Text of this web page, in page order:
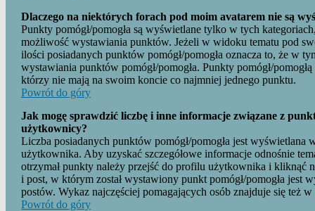
Dlaczego na niektórych forach pod moim avatarem nie są
Punkty pomógł/pomogła są wyświetlane tylko w tych
możliwość wystawiania punktów. Jeżeli w widoku tematu pod
ilości posiadanych punktów pomógł/pomogła oznacza to, że w
wystawiania punktów pomógł/pomogła. Punkty pomógł/
którzy nie mają na swoim koncie co najmniej jednego punktu.
Powrót do góry
Jak mogę sprawdzić liczbę i inne informacje związane z
użytkownicy?
Liczba posiadanych punktów pomógł/pomogła jest wyświetlana
użytkownika. Aby uzyskać szczegółowe informacje odnośnie
otrzymał punkty należy przejść do profilu użytkownika i kliknąć
i post, w którym został wystawiony punkt pomógł/pomogła jest
postów. Wykaz najczęściej pomagających osób znajduje się też
Powrót do góry